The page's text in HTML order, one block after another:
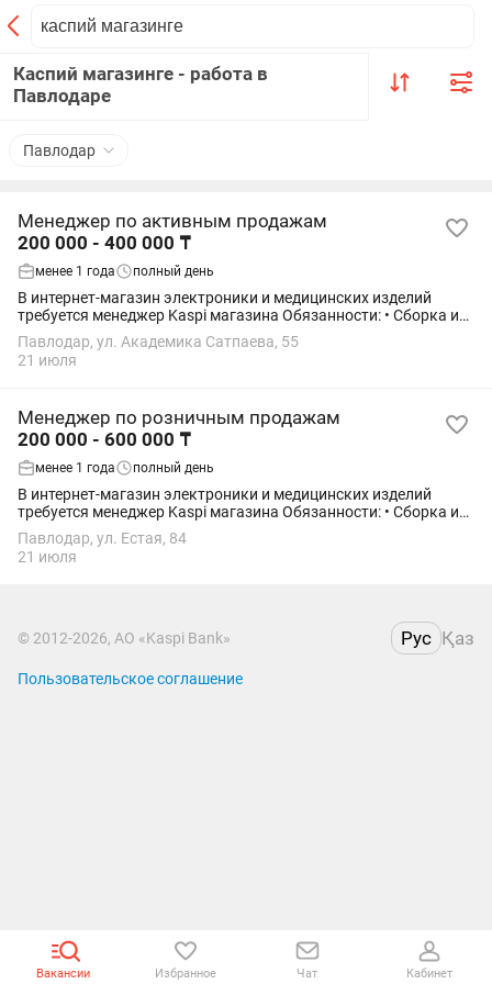
Каспий магазинге - работа в
Павлодаре
Павлодар
Менеджер по активным продажам
200 000 - 400 000 ₸
менее 1 года полный день
В интернет-магазин электроники и медицинских изделий
требуется менеджер Kaspi магазина Обязанности: • Сборка и
упаковка заказов с Каспи • Связываться с клиентами по
наличию/отсутствию товара,...
Павлодар, ул. Академика Сатпаева, 55
21 июля
Менеджер по розничным продажам
200 000 - 600 000 ₸
менее 1 года полный день
В интернет-магазин электроники и медицинских изделий
требуется менеджер Kaspi магазина Обязанности: • Сборка и
упаковка заказов с Каспи • Связываться с клиентами по
наличию/отсутствию товара,...
Павлодар, ул. Естая, 84
21 июля
© 2012-2026, АО «Kaspi Bank» Рус Қаз
Пользовательское соглашение
Вакансии Избранное Чат Кабинет